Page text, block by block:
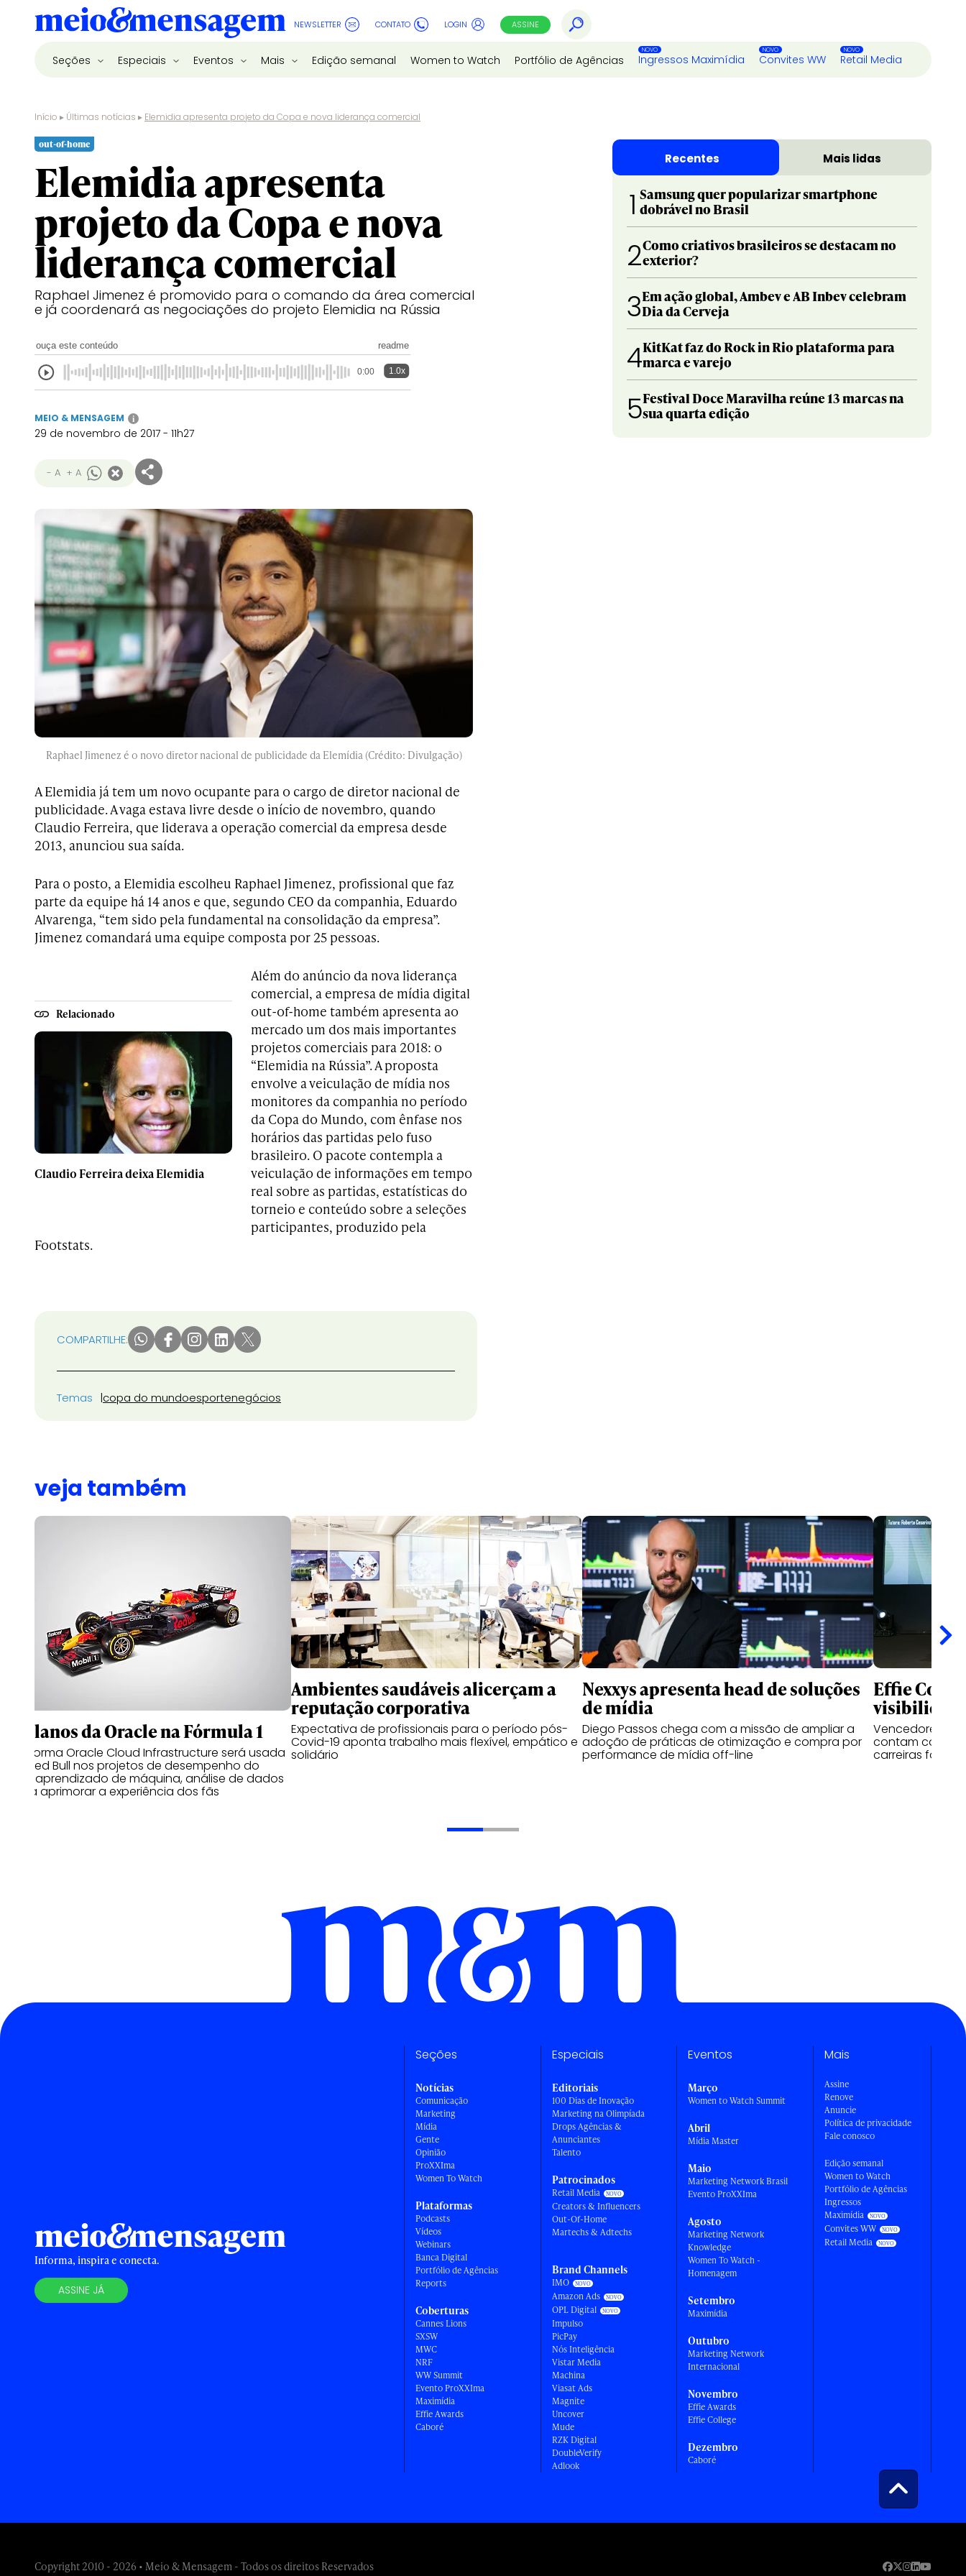
NEWSLETTER CONTATO LOGIN ASSINE
Seções Especiais Eventos Mais Edição semanal Women to Watch Portfólio de Agências Ingressos Maximídia Convites WW Retail Media
Início ▸ Últimas notícias ▸ Elemidia apresenta projeto da Copa e nova liderança comercial
out-of-home
Elemidia apresenta
projeto da Copa e nova
liderança comercial
Raphael Jimenez é promovido para o comando da área comercial
e já coordenará as negociações do projeto Elemidia na Rússia
ouça este conteúdo readme
0:00 1.0x
MEIO & MENSAGEM i
29 de novembro de 2017 - 11h27
- A + A
Raphael Jimenez é o novo diretor nacional de publicidade da Elemídia (Crédito: Divulgação)
A Elemidia já tem um novo ocupante para o cargo de diretor nacional de
publicidade. A vaga estava livre desde o início de novembro, quando
Claudio Ferreira, que liderava a operação comercial da empresa desde
2013, anunciou sua saída.
Para o posto, a Elemidia escolheu Raphael Jimenez, profissional que faz
parte da equipe há 14 anos e que, segundo CEO da companhia, Eduardo
Alvarenga, “tem sido pela fundamental na consolidação da empresa”.
Jimenez comandará uma equipe composta por 25 pessoas.
Relacionado
Claudio Ferreira deixa Elemidia
Além do anúncio da nova liderança
comercial, a empresa de mídia digital
out-of-home também apresenta ao
mercado um dos mais importantes
projetos comerciais para 2018: o
“Elemidia na Rússia”. A proposta
envolve a veiculação de mídia nos
monitores da companhia no período
da Copa do Mundo, com ênfase nos
horários das partidas pelo fuso
brasileiro. O pacote contempla a
veiculação de informações em tempo
real sobre as partidas, estatísticas do
torneio e conteúdo sobre a seleções
participantes, produzido pela
Footstats.
COMPARTILHE:
Temas copa do mundoesportenegócios
Recentes Mais lidas
1 Samsung quer popularizar smartphone
dobrável no Brasil
2Como criativos brasileiros se destacam no
exterior?
3Em ação global, Ambev e AB Inbev celebram
Dia da Cerveja
4KitKat faz do Rock in Rio plataforma para
marca e varejo
5Festival Doce Maravilha reúne 13 marcas na
sua quarta edição
veja também
Os planos da Oracle na Fórmula 1
Plataforma Oracle Cloud Infrastructure será usada
pela Red Bull nos projetos de desempenho do
carro, aprendizado de máquina, análise de dados
e para aprimorar a experiência dos fãs
Ambientes saudáveis alicerçam a
reputação corporativa
Expectativa de profissionais para o período pós-
Covid-19 aponta trabalho mais flexível, empático e
solidário
Nexxys apresenta head de soluções
de mídia
Diego Passos chega com a missão de ampliar a
adoção de práticas de otimização e compra por
performance de mídia off-line
Effie
Vencedores
contam como
carreiras fora
Informa, inspira e conecta.
ASSINE JÁ
Seções
Notícias
Comunicação
Marketing
Mídia
Gente
Opinião
ProXXIma
Women To Watch
Plataformas
Podcasts
Vídeos
Webinars
Banca Digital
Portfólio de Agências
Reports
Coberturas
Cannes Lions
SXSW
MWC
NRF
WW Summit
Evento ProXXIma
Maximídia
Effie Awards
Caboré
Especiais
Editoriais
100 Dias de Inovação
Marketing na Olimpíada
Drops Agências &
Anunciantes
Talento
Patrocinados
Retail Media
Creators & Influencers
Out-Of-Home
Martechs & Adtechs
Brand Channels
IMO
Amazon Ads
OPL Digital
Impulso
PicPay
Nós Inteligência
Vistar Media
Machina
Viasat Ads
Magnite
Uncover
Mude
RZK Digital
DoubleVerify
Adlook
Eventos
Março
Women to Watch Summit
Abril
Mídia Master
Maio
Marketing Network Brasil
Evento ProXXIma
Agosto
Marketing Network
Knowledge
Women To Watch -
Homenagem
Setembro
Maximídia
Outubro
Marketing Network
Internacional
Novembro
Effie Awards
Effie College
Dezembro
Caboré
Mais
Assine
Renove
Anuncie
Política de privacidade
Fale conosco
Edição semanal
Women to Watch
Portfólio de Agências
Ingressos
Maximídia
Convites WW
Retail Media
Copyright 2010 - 2026 • Meio & Mensagem - Todos os direitos Reservados